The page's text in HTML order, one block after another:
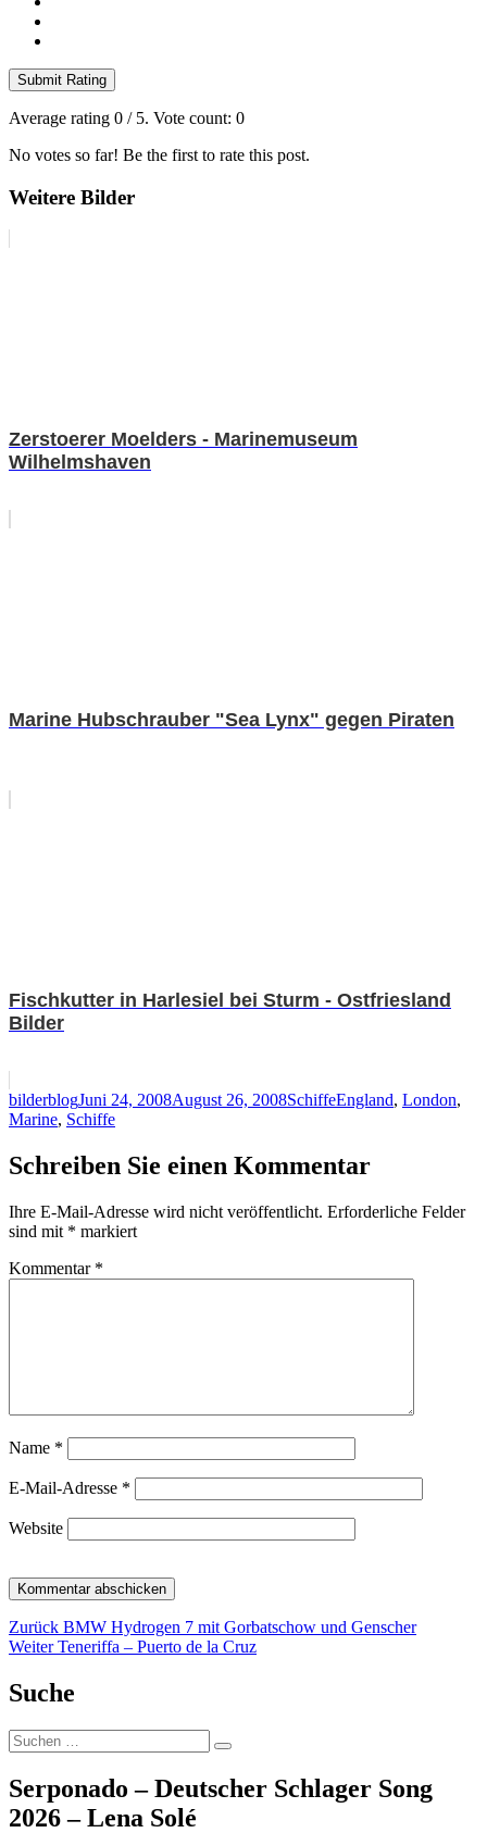
Submit Rating
Average rating 0 / 5. Vote count: 0
No votes so far! Be the first to rate this post.
Weitere Bilder
Zerstoerer Moelders - Marinemuseum
Wilhelmshaven
Marine Hubschrauber "Sea Lynx" gegen Piraten
Fischkutter in Harlesiel bei Sturm - Ostfriesland
Bilder
Autor
bilderblogVeröffentlicht
am
Juni 24, 2008August 26, 2008Kategorien
SchiffeSchlagwörter
England, London,
Marine, Schiffe
Schreiben Sie einen Kommentar
Ihre E-Mail-Adresse wird nicht veröffentlicht. Erforderliche Felder
sind mit * markiert
Kommentar *
Name *
E-Mail-Adresse *
Website
Beitragsnavigation
Zurück Vorheriger
Beitrag:
BMW Hydrogen 7 mit Gorbatschow und Genscher
Weiter Nächster
Teneriffa – Puerto de la Cruz
Suche
Suche
nach:
Suchen
Serponado – Deutscher Schlager Song
2026 – Lena Solé